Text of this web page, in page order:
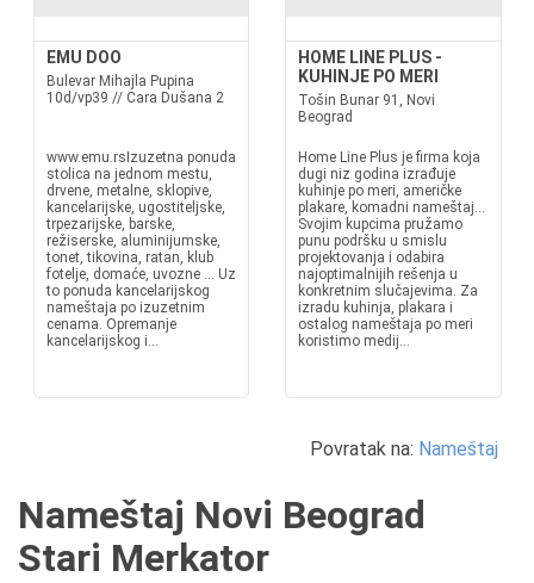
EMU DOO
Bulevar Mihajla Pupina
10d/vp39 // Cara Dušana 2
www.emu.rsIzuzetna ponuda
stolica na jednom mestu,
drvene, metalne, sklopive,
kancelarijske, ugostiteljske,
trpezarijske, barske,
režiserske, aluminijumske,
tonet, tikovina, ratan, klub
fotelje, domaće, uvozne ... Uz
to ponuda kancelarijskog
nameštaja po izuzetnim
cenama. Opremanje
kancelarijskog i...
HOME LINE PLUS -
KUHINJE PO MERI
Tošin Bunar 91, Novi
Beograd
Home Line Plus je firma koja
dugi niz godina izrađuje
kuhinje po meri, američke
plakare, komadni nameštaj...
Svojim kupcima pružamo
punu podršku u smislu
projektovanja i odabira
najoptimalnijih rešenja u
konkretnim slučajevima. Za
izradu kuhinja, plakara i
ostalog nameštaja po meri
koristimo medij...
Povratak na: Nameštaj
Nameštaj Novi Beograd
Stari Merkator